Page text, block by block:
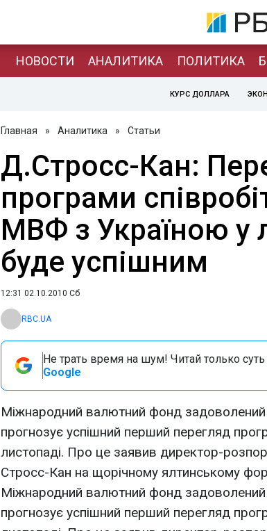
НОВОСТИ АНАЛИТИКА ПОЛИТИКА
КУРС ДОЛЛАРА
Главная » Аналитика » Статьи
Д.Стросс-Кан:
програми
МВФ з Україною у
буде успішним
12:31 02.10.2010 Сб
RBC.UA
Не трать время на шум! Читай только суть
Google
Міжнародний валютний фонд задоволений
прогнозує успішний перший перегляд
листопаді. Про це заявив директор-
Стросс-Кан на щорічному ялтинському
Міжнародний валютний фонд задоволений
прогнозує успішний перший перегляд